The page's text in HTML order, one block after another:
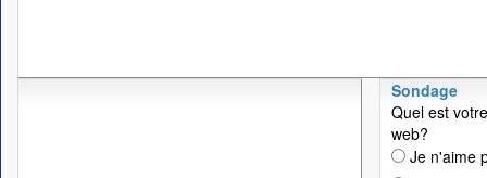
Sondage
Quel est
web?
Je n'aime